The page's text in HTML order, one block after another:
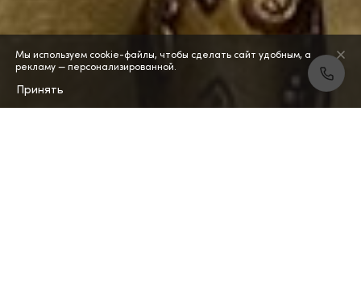
Мы используем cookie-файлы, чтобы сделать сайт удобным, а
рекламу — персонализированной.
Принять